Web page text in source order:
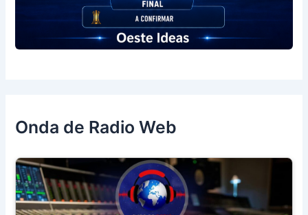
Onda de Radio Web